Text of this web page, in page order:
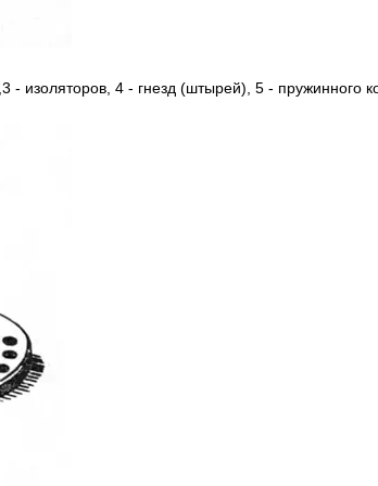
- изоляторов, 4 - гнезд (штырей), 5 - пружинного